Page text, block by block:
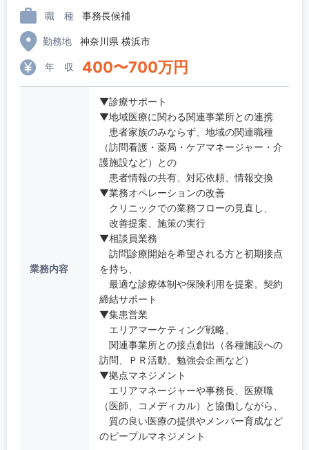
職 種 事務長候補
勤務地 神奈川県 横浜市
年 収 400〜700万円
業務内容
▼診療サポート
▼地域医療に関わる関連事業所との連携
患者家族のみならず、地域の関連職種
（訪問看護・薬局・ケアマネージャー・介
護施設など）との
患者情報の共有、対応依頼、情報交換
▼業務オペレーションの改善
クリニックでの業務フローの見直し、
改善提案、施策の実行
▼相談員業務
訪問診療開始を希望される方と初期接点
を持ち、
最適な診療体制や保険利用を提案。契約
締結サポート
▼集患営業
エリアマーケティング戦略、
関連事業所との接点創出（各種施設への
訪問、ＰＲ活動、勉強会企画など）
▼拠点マネジメント
エリアマネージャーや事務長、医療職
（医師、コメディカル）と協働しながら、
質の良い医療の提供やメンバー育成など
のピープルマネジメント